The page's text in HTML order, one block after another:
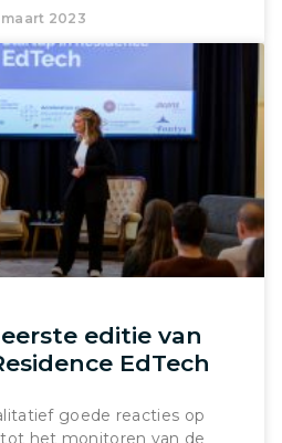
maart 2023
editie van
EdTech
goede reacties op
het monitoren van de